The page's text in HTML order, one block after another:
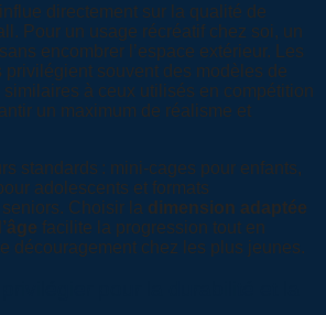
influe directement sur la qualité de
Pour un usage récréatif chez soi, un
encombrer l’espace extérieur. Les
privilégient souvent des modèles de
à ceux utilisés en compétition
un maximum de réalisme et
standards : mini-cages pour enfants,
adolescents et formats
Choisir la dimension adaptée
facilite la progression tout en
découragement chez les plus jeunes.